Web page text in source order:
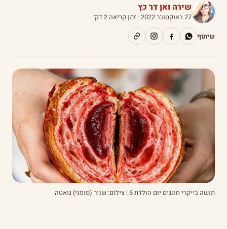
שירה ואן דר כץ
27 באוקטובר 2022
· זמן קריאה 2 דק׳
שיתוף
תושה בייקרי חוגגים יום הולדת 6 | צילום: שניר (סופגי) גואטה